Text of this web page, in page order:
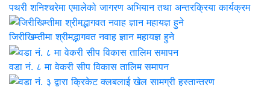
पथरी शनिश्चरेमा एमालेको जागरण अभियान तथा अन्तरक्रिया कार्यक्रम
जिरीखिम्तीमा श्रीमद्भागवत नवाह ज्ञान महायज्ञ हुने
वडा नं. ८ मा वेकरी सीप विकास तालिम समापन